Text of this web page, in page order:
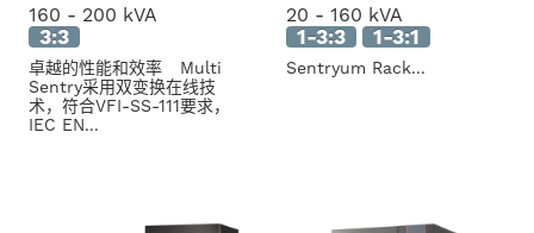
160 - 200 kVA
3:3
卓越的性能和效率 Multi
Sentry采用双变换在线技
术，符合VFI-SS-111要求，
IEC EN...
20 - 160 kVA
1-3:3 1-3:1
Sentryum Rack...